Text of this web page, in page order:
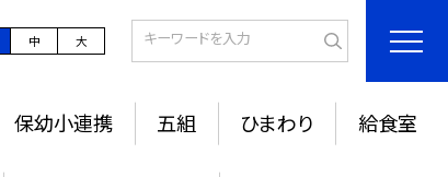
中 大
保幼小連携 五組 ひまわり 給食室